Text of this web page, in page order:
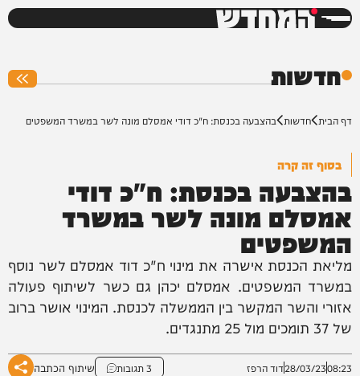
המחדש
חדשות
דף הבית חדשות בהצבעה בכנסת: ח"כ דודי אמסלם מונה לשר במשרד המשפטים
בסוף זה קרה
בהצבעה בכנסת: ח"כ דודי
אמסלם מונה לשר במשרד
המשפטים
מליאת הכנסת אישרה את מינוי ח"כ דוד אמסלם לשר נוסף
במשרד המשפטים. אמסלם יכהן גם כשר לשיתוף פעולה
אזורי והשר המקשר בין הממשלה לכנסת. המינוי אושר ברוב
של 37 תומכים מול 25 מתנגדים.
08:23
28/03/23דוד הרפז 3 תגובות שיתוף הכתבה